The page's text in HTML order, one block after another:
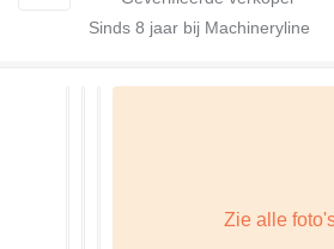
Sinds 8 jaar bij Machineryline